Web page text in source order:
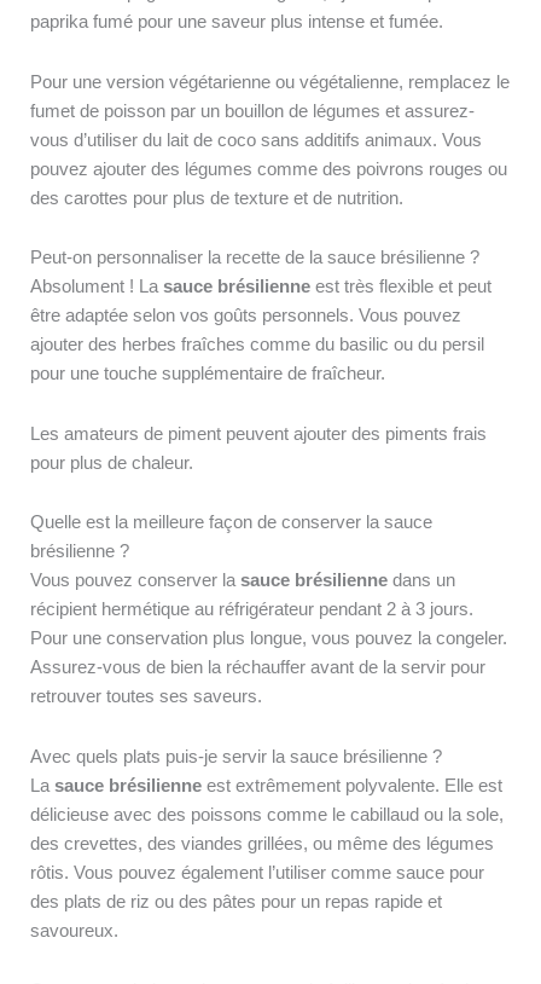
paprika fumé pour une saveur plus intense et fumée.
Pour une version végétarienne ou végétalienne, remplacez le
fumet de poisson par un bouillon de légumes et assurez-
vous d’utiliser du lait de coco sans additifs animaux. Vous
pouvez ajouter des légumes comme des poivrons rouges ou
des carottes pour plus de texture et de nutrition.
Peut-on personnaliser la recette de la sauce brésilienne ?
Absolument ! Lasauce brésilienne est très flexible et peut
être adaptée selon vos goûts personnels. Vous pouvez
ajouter des herbes fraîches comme du basilic ou du persil
pour une touche supplémentaire de fraîcheur.
Les amateurs de piment peuvent ajouter des piments frais
pour plus de chaleur.
Quelle est la meilleure façon de conserver la sauce
brésilienne ?
Vous pouvez conserver lasauce brésilienne dans un
récipient hermétique au réfrigérateur pendant 2 à 3 jours.
Pour une conservation plus longue, vous pouvez la congeler.
Assurez-vous de bien la réchauffer avant de la servir pour
retrouver toutes ses saveurs.
Avec quels plats puis-je servir la sauce brésilienne ?
La sauce brésilienne est extrêmement polyvalente. Elle est
délicieuse avec des poissons comme le cabillaud ou la sole,
des crevettes, des viandes grillées, ou même des légumes
rôtis. Vous pouvez également l’utiliser comme sauce pour
des plats de riz ou des pâtes pour un repas rapide et
savoureux.